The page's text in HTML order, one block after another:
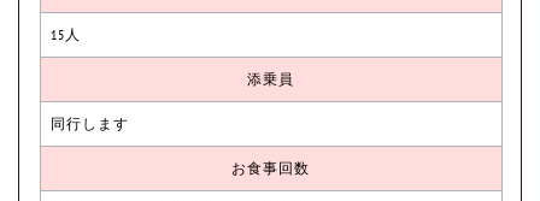
15人
添乗員
同行します
お食事回数